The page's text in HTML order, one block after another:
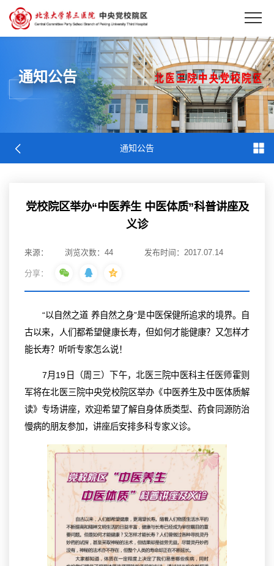
通知公告
通知公告
党校院区举办“中医养生 中医体质”科普讲座及
义诊
来源： 浏览次数： 44 发布时间：2017.07.14
分享：
“以自然之道 养自然之身”是中医保健所追求的境界。自
古以来，人们都希望健康长寿，但如何才能健康？又怎样才
能长寿？听听专家怎么说！
7月19日（周三）下午，北医三院中医科主任医师霍则
军将在北医三院中央党校院区举办《中医养生及中医体质解
读》专场讲座，欢迎希望了解自身体质类型、药食同源防治
慢病的朋友参加，讲座后安排多科专家义诊。